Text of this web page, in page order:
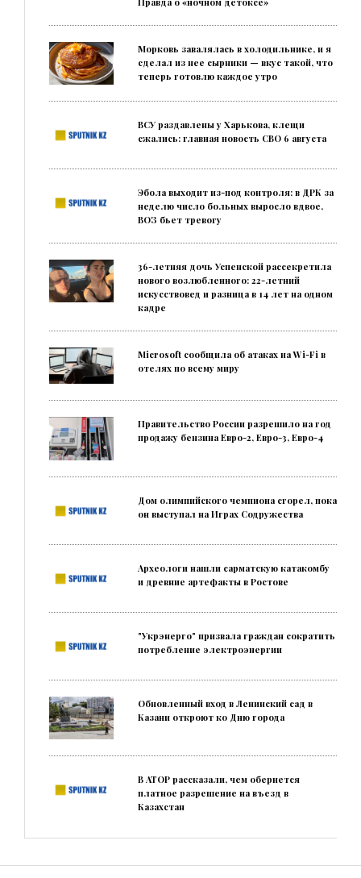
Морковь завалялась в холодильнике, и я
сделал из нее сырники — вкус такой, что
теперь готовлю каждое утро
ВСУ раздавлены у Харькова, клещи
сжались: главная новость СВО 6 августа
Эбола выходит из-под контроля: в ДРК за
неделю число больных выросло вдвое,
ВОЗ бьет тревогу
36-летняя дочь Успенской рассекретила
нового возлюбленного: 22-летний
искусствовед и разница в 14 лет на одном
кадре
Microsoft сообщила об атаках на Wi-Fi в
отелях по всему миру
Правительство России разрешило на год
продажу бензина Евро-2, Евро-3, Евро-4
Дом олимпийского чемпиона сгорел, пока
он выступал на Играх Содружества
Археологи нашли сарматскую катакомбу
и древние артефакты в Ростове
"Укрэнерго" призвала граждан сократить
потребление электроэнергии
Обновленный вход в Ленинский сад в
Казани откроют ко Дню города
В АТОР рассказали, чем обернется
платное разрешение на въезд в
Казахстан